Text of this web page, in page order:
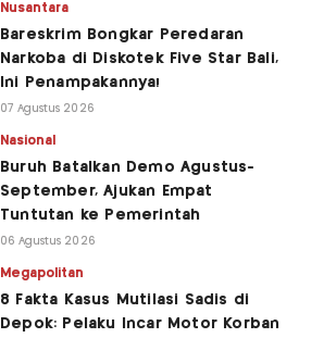
Nusantara
Bareskrim Bongkar Peredaran
Narkoba di Diskotek Five Star Bali,
Ini Penampakannya!
07 Agustus 2026
Nasional
Buruh Batalkan Demo Agustus-
September, Ajukan Empat
Tuntutan ke Pemerintah
06 Agustus 2026
Megapolitan
8 Fakta Kasus Mutilasi Sadis di
Depok: Pelaku Incar Motor Korban